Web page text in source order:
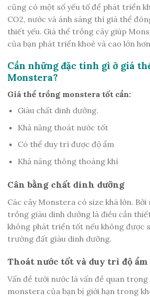
cũng có một số yếu tố để phát triển
CO2, nước và ánh sáng thì giá thể
thiết yếu. Giá thể trồng cây giúp
của bạn phát triển khoẻ và cao lớn
Cần những đặc tính gì ở giá
Monstera?
Giá thể trồng monstera tốt cần:
Giàu chất dinh dưỡng.
Khả năng thoát nước tốt
Có thể duy trì được độ ẩm
Khả năng thông thoáng khí
Cân bằng chất dinh dưỡng
Các cây Monstera có size khá lớn. Bởi
trồng giàu dinh dưỡng là điều cần
không phát triển tốt nếu không được
trường đất giàu dinh dưỡng.
Thoát nước tốt và duy trì độ ẩm
Vấn đề tưới nước là vấn đề quan trọng
monstera của bạn bị giới hạn trong